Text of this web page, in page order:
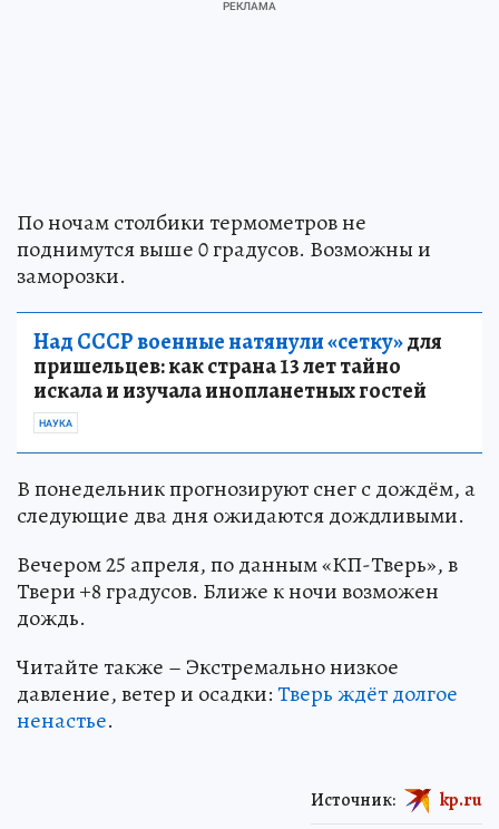
По ночам столбики термометров не
поднимутся выше 0 градусов. Возможны и
заморозки.
Над СССР военные натянули «сетку»для
пришельцев: как страна 13 лет тайно
искала и изучала инопланетных гостей
НАУКА
В понедельник прогнозируют снег с дождём, а
следующие два дня ожидаются дождливыми.
Вечером 25 апреля, по данным «КП-Тверь», в
Твери +8 градусов. Ближе к ночи возможен
дождь.
Читайте также – Экстремально низкое
давление, ветер и осадки:Тверь ждёт долгое
ненастье.
Источник: kp.ru